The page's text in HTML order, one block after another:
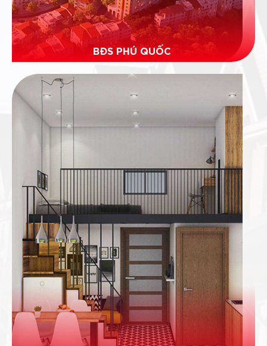
BĐS PHÚ QUỐC
Phù hợp với khách hàng có nhu cầu đầu tư. Đảm
bảo lợi nhuận tối thiểu hấp dẫn từ mức bằng đến
hơn lãi suất kênh tiết kiệm Ngân hàng